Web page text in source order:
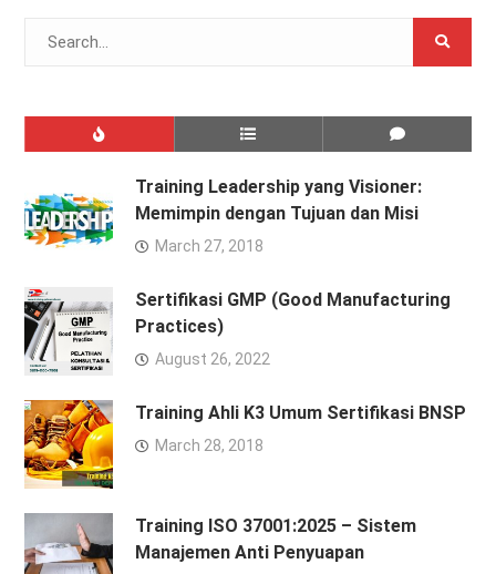
Training Leadership yang Visioner:
Memimpin dengan Tujuan dan Misi
March 27, 2018
Sertifikasi GMP (Good Manufacturing
Practices)
August 26, 2022
Training Ahli K3 Umum Sertifikasi BNSP
March 28, 2018
Training ISO 37001:2025 – Sistem
Manajemen Anti Penyuapan